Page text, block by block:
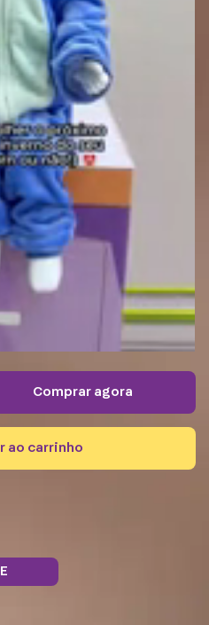
comprar agora
ao carrinho